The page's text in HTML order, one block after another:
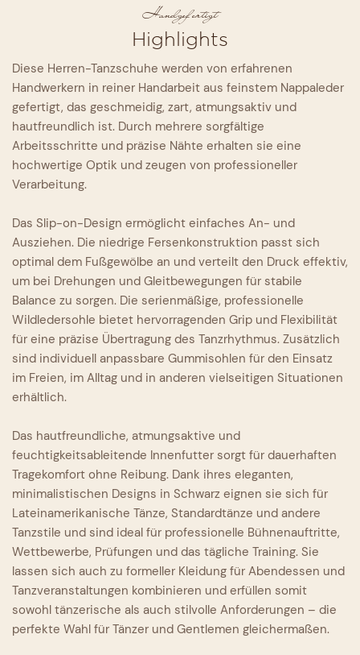
Handgefertigt
Highlights
Diese Herren-Tanzschuhe werden von erfahrenen
Handwerkern in reiner Handarbeit aus feinstem Nappaleder
gefertigt, das geschmeidig, zart, atmungsaktiv und
hautfreundlich ist. Durch mehrere sorgfältige
Arbeitsschritte und präzise Nähte erhalten sie eine
hochwertige Optik und zeugen von professioneller
Verarbeitung.
Das Slip-on-Design ermöglicht einfaches An- und
Ausziehen. Die niedrige Fersenkonstruktion passt sich
optimal dem Fußgewölbe an und verteilt den Druck effektiv,
um bei Drehungen und Gleitbewegungen für stabile
Balance zu sorgen. Die serienmäßige, professionelle
Wildledersohle bietet hervorragenden Grip und Flexibilität
für eine präzise Übertragung des Tanzrhythmus. Zusätzlich
sind individuell anpassbare Gummisohlen für den Einsatz
im Freien, im Alltag und in anderen vielseitigen Situationen
erhältlich.
Das hautfreundliche, atmungsaktive und
feuchtigkeitsableitende Innenfutter sorgt für dauerhaften
Tragekomfort ohne Reibung. Dank ihres eleganten,
minimalistischen Designs in Schwarz eignen sie sich für
Lateinamerikanische Tänze, Standardtänze und andere
Tanzstile und sind ideal für professionelle Bühnenauftritte,
Wettbewerbe, Prüfungen und das tägliche Training. Sie
lassen sich auch zu formeller Kleidung für Abendessen und
Tanzveranstaltungen kombinieren und erfüllen somit
sowohl tänzerische als auch stilvolle Anforderungen – die
perfekte Wahl für Tänzer und Gentlemen gleichermaßen.